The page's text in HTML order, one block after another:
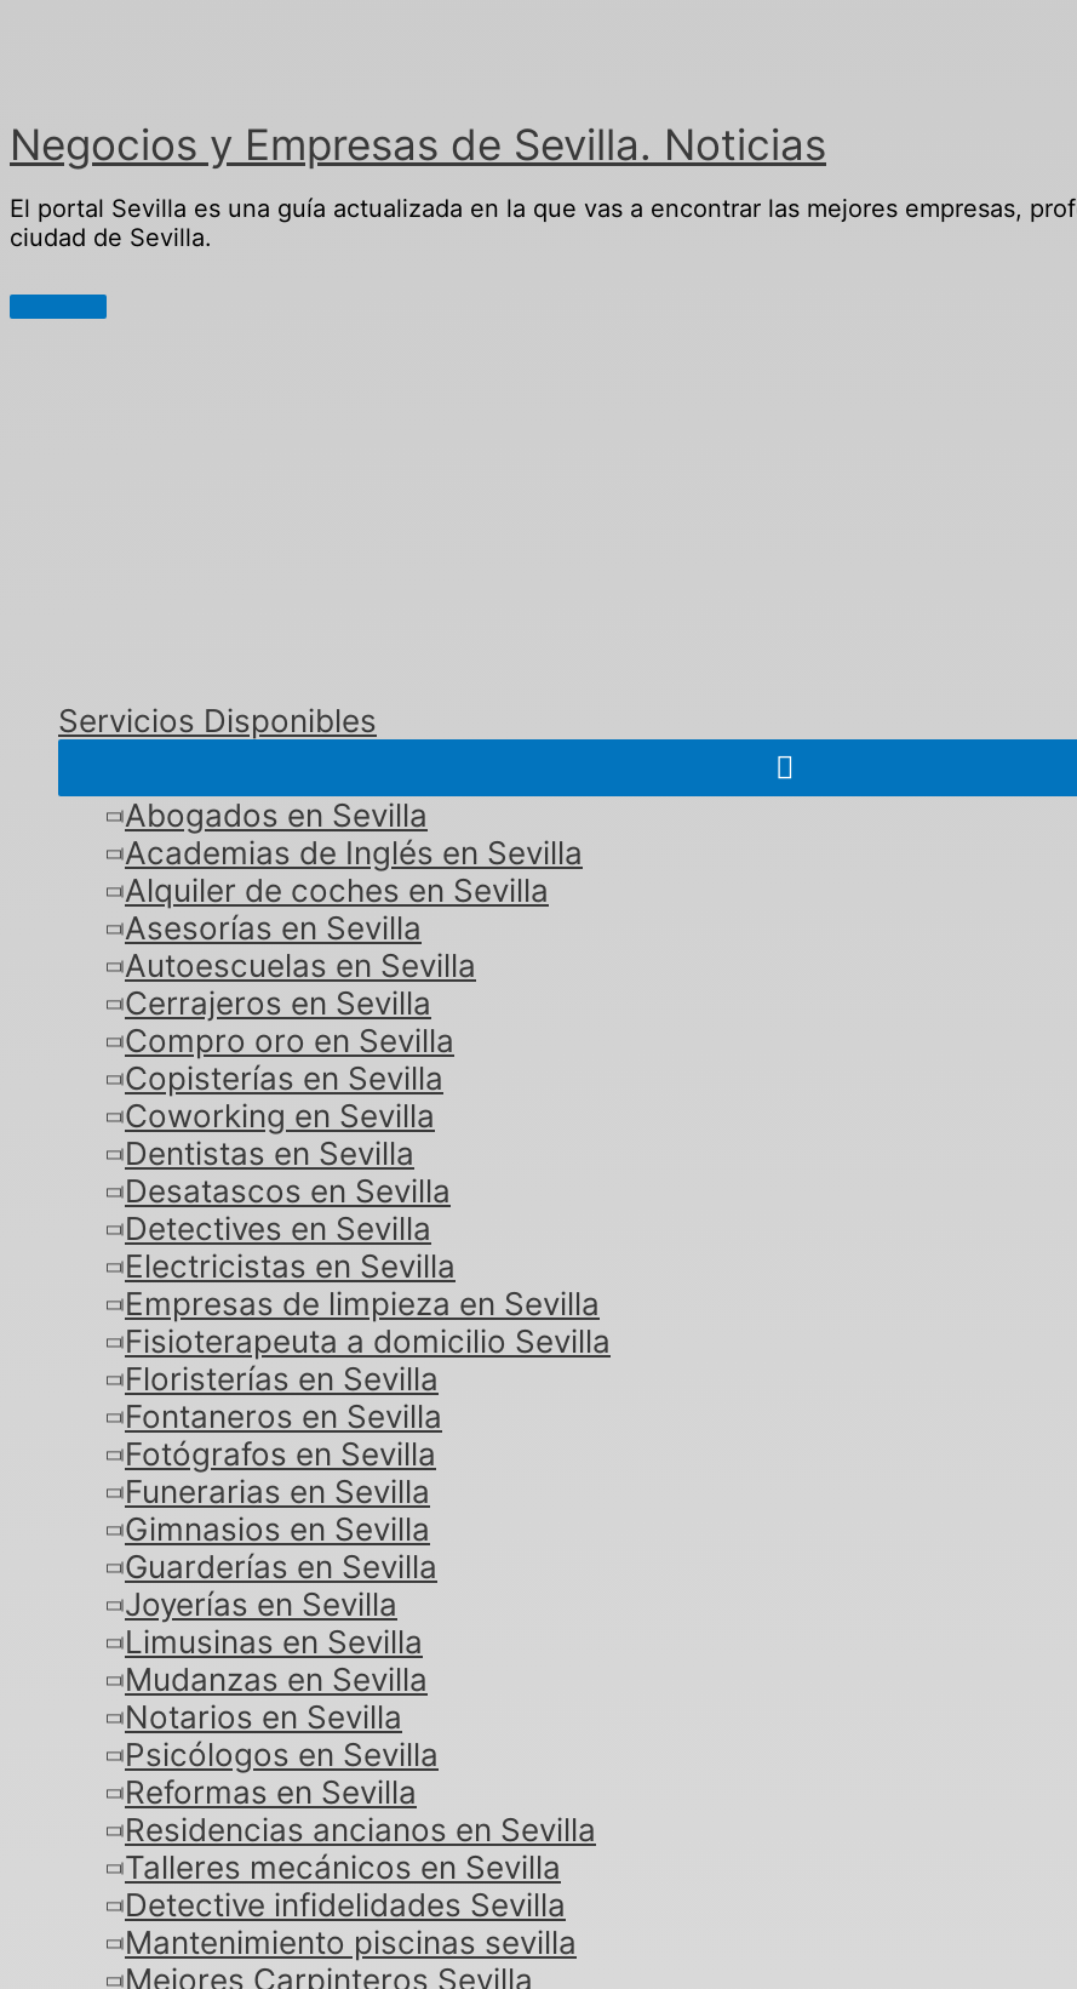
Negocios y Empresas de Sevilla. Noticias
El portal Sevilla es una guía actualizada en la que vas a encontrar las mejores empresas,
ciudad de Sevilla.
Menú
Servicios Disponibles
Abogados en Sevilla
Academias de Inglés en Sevilla
Alquiler de coches en Sevilla
Asesorías en Sevilla
Autoescuelas en Sevilla
Cerrajeros en Sevilla
Compro oro en Sevilla
Copisterías en Sevilla
Coworking en Sevilla
Dentistas en Sevilla
Desatascos en Sevilla
Detectives en Sevilla
Electricistas en Sevilla
Empresas de limpieza en Sevilla
Fisioterapeuta a domicilio Sevilla
Floristerías en Sevilla
Fontaneros en Sevilla
Fotógrafos en Sevilla
Funerarias en Sevilla
Gimnasios en Sevilla
Guarderías en Sevilla
Joyerías en Sevilla
Limusinas en Sevilla
Mudanzas en Sevilla
Notarios en Sevilla
Psicólogos en Sevilla
Reformas en Sevilla
Residencias ancianos en Sevilla
Talleres mecánicos en Sevilla
Detective infidelidades Sevilla
Mantenimiento piscinas sevilla
Mejores Carpinteros Sevilla